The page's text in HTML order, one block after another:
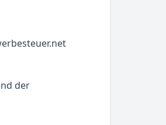
der